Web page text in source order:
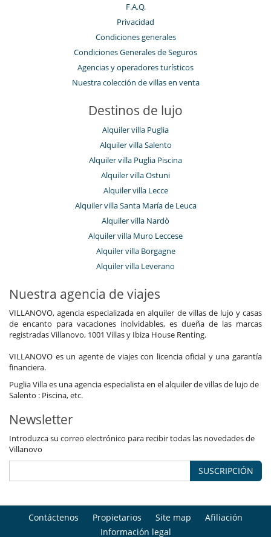
F.A.Q.
Privacidad
Condiciones generales
Condiciones Generales de Seguros
Agencias y operadores turísticos
Nuestra colección de villas en venta
Destinos de lujo
Alquiler villa Puglia
Alquiler villa Salento
Alquiler villa Puglia Piscina
Alquiler villa Ostuni
Alquiler villa Lecce
Alquiler villa Santa María de Leuca
Alquiler villa Nardò
Alquiler villa Muro Leccese
Alquiler villa Borgagne
Alquiler villa Leverano
Nuestra agencia de viajes
VILLANOVO, agencia especializada en alquiler de villas de lujo y casas
de encanto para vacaciones inolvidables, es dueña de las marcas
registradas Villanovo, 1001 Villas y Ibiza House Renting.
VILLANOVO es un agente de viajes con licencia oficial y una garantía
financiera.
Puglia Villa es una agencia especialista en el alquiler de villas de lujo de
Salento : Piscina, etc.
Newsletter
Introduzca su correo electrónico para recibir todas las novedades de
Villanovo
SUSCRIPCIÓN
Contáctenos Propietarios Site map
Afiliación
Información legal